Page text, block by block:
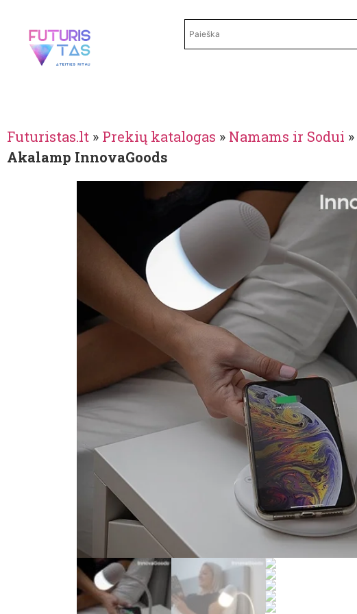
Futuristas.lt » Prekių katalogas » Namams ir Sodui »
Akalamp InnovaGoods